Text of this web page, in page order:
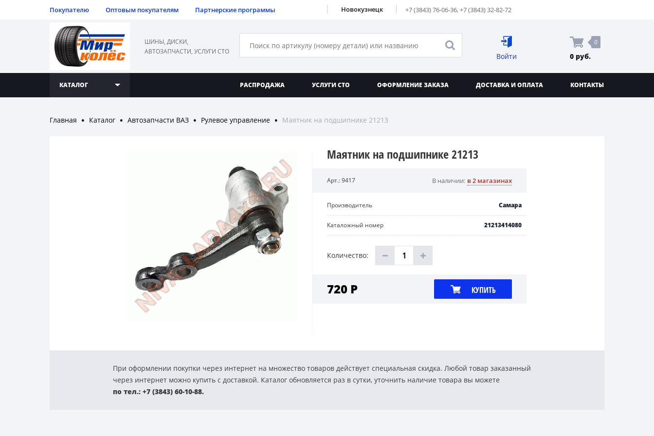
Покупателю Оптовым покупателям Партнерские программы Новокузнецк +7 (3843) 76-06-36,+7 (3843) 32-82-72
ШИНЫ, ДИСКИ,
АВТОЗАПЧАСТИ, УСЛУГИ СТО
Войти
0
0 руб.
КАТАЛОГ РАСПРОДАЖА УСЛУГИ СТО ОФОРМЛЕНИЕ ЗАКАЗА ДОСТАВКА И ОПЛАТА КОНТАКТЫ
Главная ● Каталог ● Автозапчасти ВАЗ ● Рулевое управление ● Маятник на подшипнике 21213
Маятник на подшипнике 21213
Арт.: 9417 В наличии: в 2 магазинах
Производитель Самара
Каталожный номер 21213414080
Количество:
720 Р КУПИТЬ
При оформлении покупки через интернет на множество товаров действует специальная скидка. Любой товар заказанный
через интернет можно купить с доставкой. Каталог обновляется раз в сутки, уточнить наличие товара вы можете
по тел.: +7 (3843) 60-10-88.